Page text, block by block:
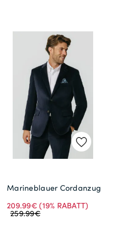
Marineblauer Cordanzug
209.99€(19% RABATT)
259.99€